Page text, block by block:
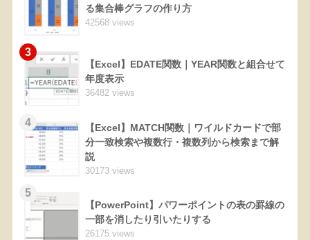
る集合棒グラフの作り方
42568 views
3
【Excel】EDATE関数｜YEAR関数と組合せて
年度表示
36482 views
4
【Excel】MATCH関数｜ワイルドカードで部
分一致検索や複数行・複数列から検索まで解
説
30173 views
5
【PowerPoint】パワーポイントの表の罫線の
一部を消したり引いたりする
26175 views